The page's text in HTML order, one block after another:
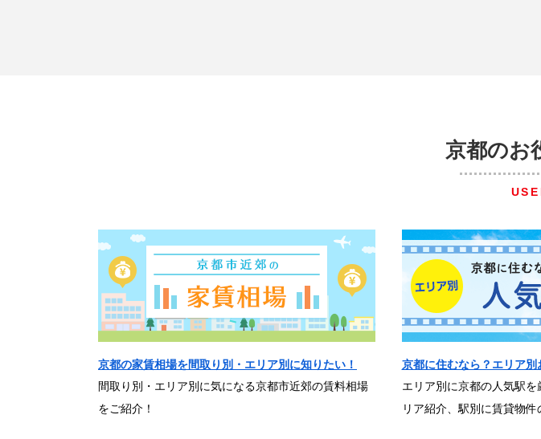
京都のお
京都の家賃相場を間取り別・エリア別に知りたい！
間取り別・エリア別に気になる京都市近郊の賃料相場
をご紹介！
京都に住むなら？エリア
エリア別に京都の人気駅
リア紹介、駅別に賃貸物件